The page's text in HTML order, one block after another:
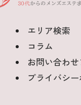
エリア検索
コラム
お問い合わ
プライバシ